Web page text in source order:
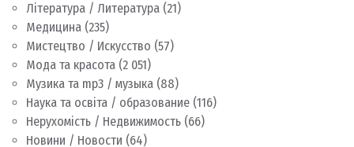
Література / Литература (21)
Медицина (235)
Мистецтво / Искусство (57)
Мода та красота (2 051)
Музика та mp3 / музыка (88)
Наука та освіта / образование (116)
Нерухомість / Недвижимость (66)
Новини / Новости (64)